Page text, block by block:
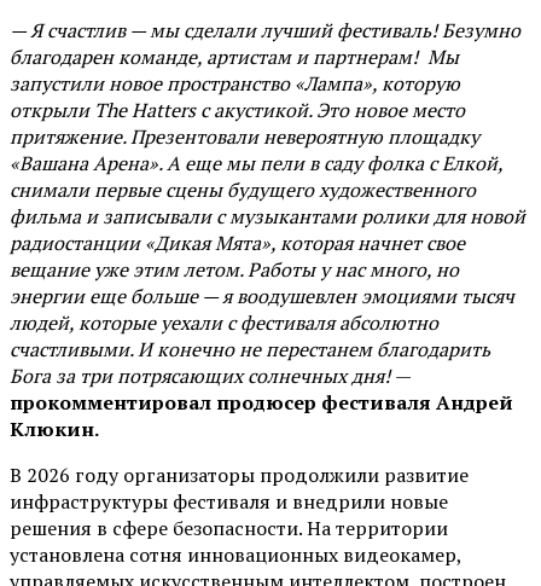
— Я счастлив — мы сделали лучший фестиваль! Безумно
благодарен команде, артистам и партнерам! Мы
запустили новое пространство «Лампа», которую
открыли The Hatters с акустикой. Это новое место
притяжение. Презентовали невероятную площадку
«Вашана Арена». А еще мы пели в саду фолка с Елкой,
снимали первые сцены будущего художественного
фильма и записывали с музыкантами ролики для новой
радиостанции «Дикая Мята», которая начнет свое
вещание уже этим летом. Работы у нас много, но
энергии еще больше — я воодушевлен эмоциями тысяч
людей, которые уехали с фестиваля абсолютно
счастливыми. И конечно не перестанем благодарить
Бога за три потрясающих солнечных дня!—
прокомментировал продюсер фестиваля Андрей
Клюкин.
В 2026 году организаторы продолжили развитие
инфраструктуры фестиваля и внедрили новые
решения в сфере безопасности. На территории
установлена сотня инновационных видеокамер,